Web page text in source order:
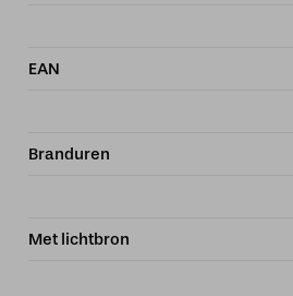
EAN
Branduren
Met lichtbron